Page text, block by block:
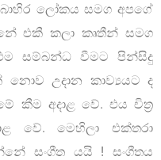
ලෝකය සමග අපගේ
එකී කලා කෘතීන් සමග
සම්බන්ධ වීමට පින්සිදු
උදාන කාව්‍යයට ද
කීම අදාළ වේ. එය චිත්‍ර
වේ. මෙහිලා එක්තරා
සංගීත යයි ! සංගීතය